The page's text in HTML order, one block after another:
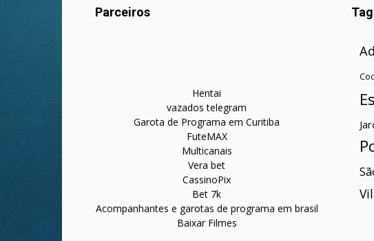
Parceiros
Hentai
vazados telegram
Garota de Programa em Curitiba
FuteMAX
Multicanais
Vera bet
CassinoPix
Bet 7k
Acompanhantes e garotas de programa em brasil
Baixar Filmes